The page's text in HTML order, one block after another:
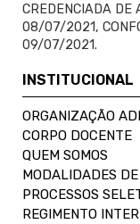
CREDENCIADA DE
08/07/2021,
09/07/2021.
INSTITUCIONAL
ORGANIZAÇÃO
CORPO DOCENTE
QUEM SOMOS
MODALIDADES DE
PROCESSOS
REGIMENTO